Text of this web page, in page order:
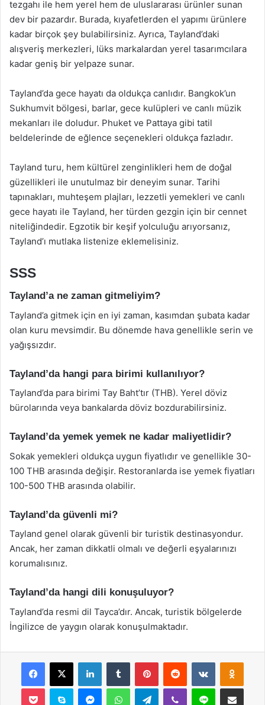
tezgahı ile hem yerel hem de uluslararası ürünler sunan
dev bir pazardır. Burada, kıyafetlerden el yapımı ürünlere
kadar birçok şey bulabilirsiniz. Ayrıca, Tayland’daki
alışveriş merkezleri, lüks markalardan yerel tasarımcılara
kadar geniş bir yelpaze sunar.
Tayland’da gece hayatı da oldukça canlıdır. Bangkok’un
Sukhumvit bölgesi, barlar, gece kulüpleri ve canlı müzik
mekanları ile doludur. Phuket ve Pattaya gibi tatil
beldelerinde de eğlence seçenekleri oldukça fazladır.
Tayland turu, hem kültürel zenginlikleri hem de doğal
güzellikleri ile unutulmaz bir deneyim sunar. Tarihi
tapınakları, muhteşem plajları, lezzetli yemekleri ve canlı
gece hayatı ile Tayland, her türden gezgin için bir cennet
niteliğindedir. Egzotik bir keşif yolculuğu arıyorsanız,
Tayland’ı mutlaka listenize eklemelisiniz.
SSS
Tayland’a ne zaman gitmeliyim?
Tayland’a gitmek için en iyi zaman, kasımdan şubata kadar
olan kuru mevsimdir. Bu dönemde hava genellikle serin ve
yağışsızdır.
Tayland’da hangi para birimi kullanılıyor?
Tayland’da para birimi Tay Baht’tır (THB). Yerel döviz
bürolarında veya bankalarda döviz bozdurabilirsiniz.
Tayland’da yemek yemek ne kadar maliyetlidir?
Sokak yemekleri oldukça uygun fiyatlıdır ve genellikle 30-
100 THB arasında değişir. Restoranlarda ise yemek fiyatları
100-500 THB arasında olabilir.
Tayland’da güvenli mi?
Tayland genel olarak güvenli bir turistik destinasyondur.
Ancak, her zaman dikkatli olmalı ve değerli eşyalarınızı
korumalısınız.
Tayland’da hangi dili konuşuluyor?
Tayland’da resmi dil Tayca’dır. Ancak, turistik bölgelerde
İngilizce de yaygın olarak konuşulmaktadır.
Facebook
X LinkedInTumblr PinterestReddit VKontakte
Pocket Skype MessengerWhatsAppTelegramViber Line E-Posta ile